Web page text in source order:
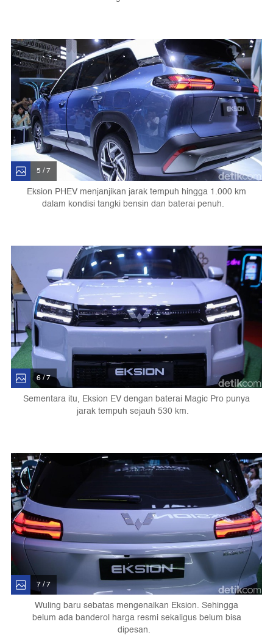
5 / 7
Eksion PHEV menjanjikan jarak tempuh hingga 1.000 km
dalam kondisi tangki bensin dan baterai penuh.
6 / 7
Sementara itu, Eksion EV dengan baterai Magic Pro punya
jarak tempuh sejauh 530 km.
7 / 7
Wuling baru sebatas mengenalkan Eksion. Sehingga
belum ada banderol harga resmi sekaligus belum bisa
dipesan.